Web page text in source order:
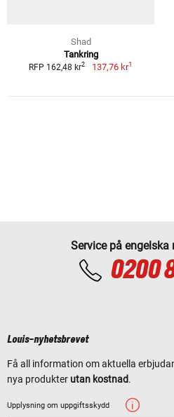
Shad
Tankring
RFP 162,48 kr2 137,76 kr1
Service på engelska
0200
Louis-nyhetsbrevet
Få all information om aktuella
nya produkter utan kostnad.
Upplysning om uppgiftsskydd